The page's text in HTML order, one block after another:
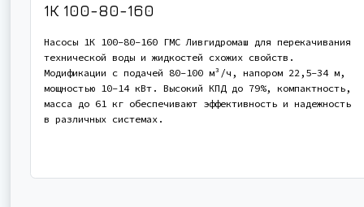
1К 100-80-160
Насосы 1К 100-80-160 ГМС Ливгидромаш для перекачивания
технической воды и жидкостей схожих свойств.
Модификации с подачей 80-100 м³/ч, напором 22,5-34 м,
мощностью 10-14 кВт. Высокий КПД до 79%, компактность,
масса до 61 кг обеспечивают эффективность и надежность
в различных системах.